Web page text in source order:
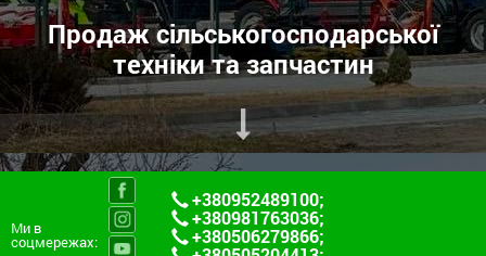
Продаж сільськогосподарської
техніки та запчастин
Ми в
соцмережах:
+380952489100;
+380981763036;
+380506279866;